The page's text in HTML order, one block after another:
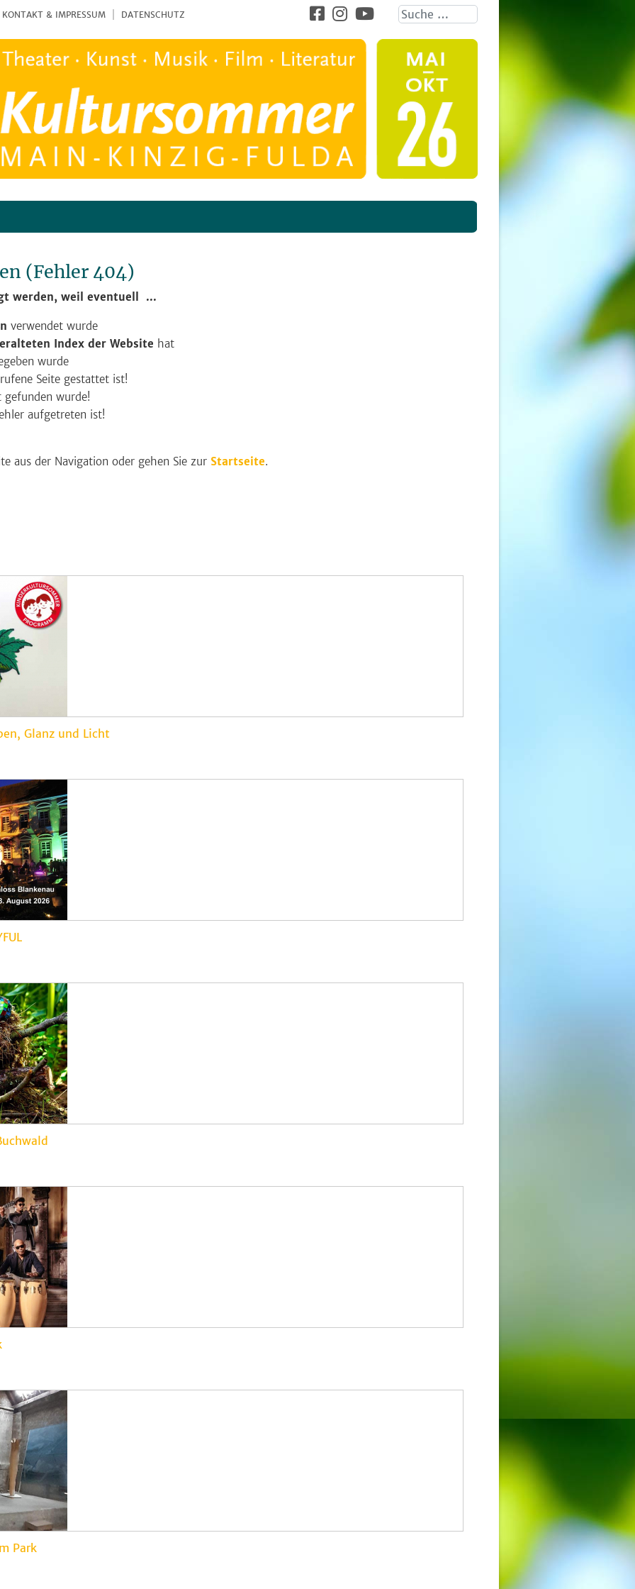
KONTAKT & IMPRESSUM DATENSCHUTZ Suche ...
(Fehler 404)
werden, weil eventuell ...
verwendet wurde
Index der Website hat
wurde
Seite gestattet ist!
gefunden wurde!
aufgetreten ist!
aus der Navigation oder gehen Sie zur Startseite.
Glanz und Licht
Park